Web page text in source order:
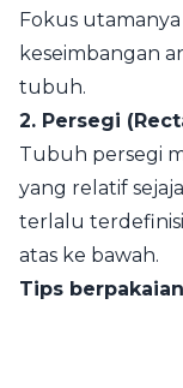
Fokus
keseimbangan
tubuh.
2. Persegi
Tubuh persegi
yang relatif
terlalu
atas ke bawah.
Tips